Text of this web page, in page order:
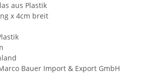
aus Plastik
x 4cm breit
Bauer Import & Export GmbH